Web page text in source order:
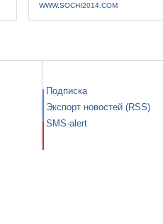
WWW.SOCHI2014.COM
Подписка
Экспорт новостей (RSS)
SMS-alert